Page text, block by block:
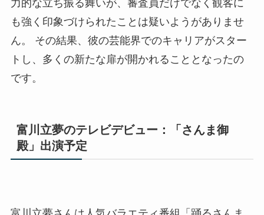
力的な立ち振る舞いが、審査員だけでなく観客に
も強く印象づけられたことは疑いようがありませ
ん。 その結果、彼の芸能界でのキャリアがスター
トし、多くの新たな扉が開かれることとなったの
です。
富川立夢のテレビデビュー：「さんま御
殿」出演予定